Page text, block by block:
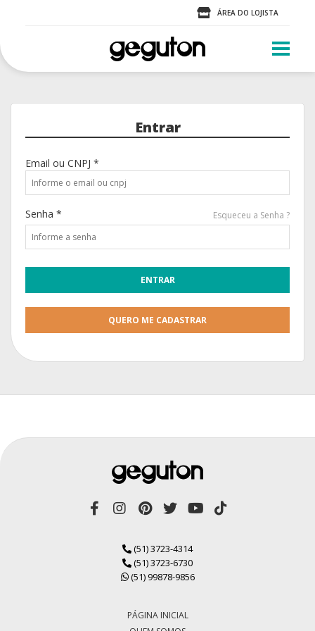
ÁREA DO LOJISTA
Entrar
Email ou CNPJ *
Senha * Esqueceu a Senha ?
QUERO ME CADASTRAR
(51) 3723-4314
(51) 3723-6730
(51) 99878-9856
PÁGINA INICIAL